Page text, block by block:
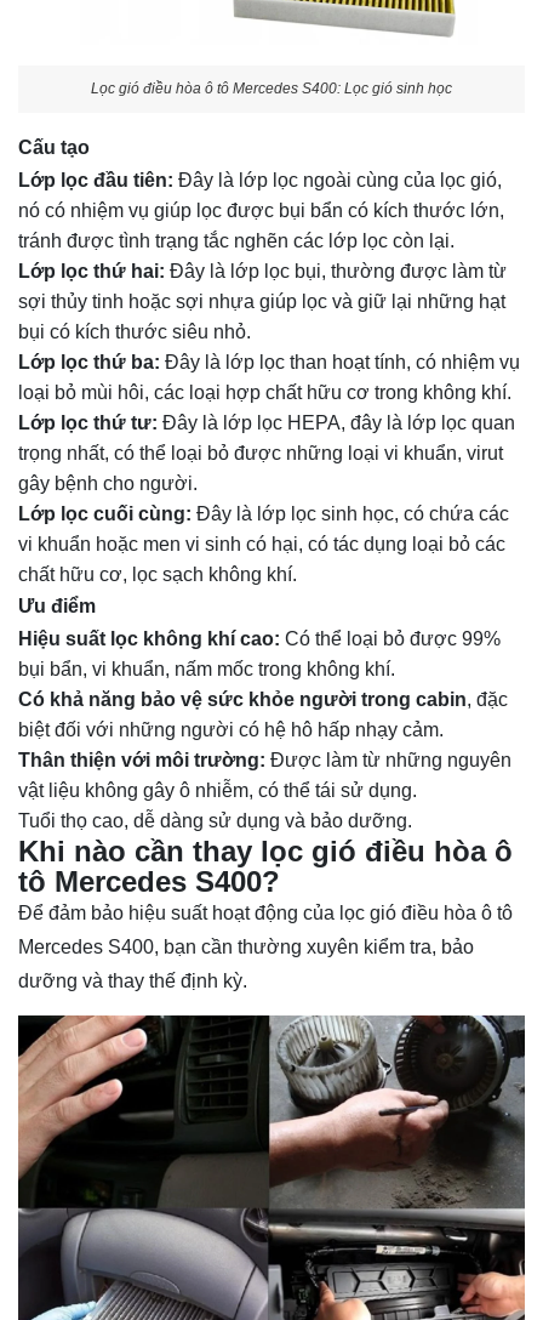
Lọc gió điều hòa ô tô Mercedes S400: Lọc gió sinh học
Cấu tạo
Lớp lọc đầu tiên: Đây là lớp lọc ngoài cùng của lọc gió,
nó có nhiệm vụ giúp lọc được bụi bẩn có kích thước lớn,
tránh được tình trạng tắc nghẽn các lớp lọc còn lại.
Lớp lọc thứ hai: Đây là lớp lọc bụi, thường được làm từ
sợi thủy tinh hoặc sợi nhựa giúp lọc và giữ lại những hạt
bụi có kích thước siêu nhỏ.
Lớp lọc thứ ba: Đây là lớp lọc than hoạt tính, có nhiệm vụ
loại bỏ mùi hôi, các loại hợp chất hữu cơ trong không khí.
Lớp lọc thứ tư: Đây là lớp lọc HEPA, đây là lớp lọc quan
trọng nhất, có thể loại bỏ được những loại vi khuẩn, virut
gây bệnh cho người.
Lớp lọc cuối cùng: Đây là lớp lọc sinh học, có chứa các
vi khuẩn hoặc men vi sinh có hại, có tác dụng loại bỏ các
chất hữu cơ, lọc sạch không khí.
Ưu điểm
Hiệu suất lọc không khí cao: Có thể loại bỏ được 99%
bụi bẩn, vi khuẩn, nấm mốc trong không khí.
Có khả năng bảo vệ sức khỏe người trong cabin, đặc
biệt đối với những người có hệ hô hấp nhạy cảm.
Thân thiện với môi trường: Được làm từ những nguyên
vật liệu không gây ô nhiễm, có thể tái sử dụng.
Tuổi thọ cao, dễ dàng sử dụng và bảo dưỡng.
Khi nào cần thay lọc gió điều hòa ô
tô Mercedes S400?
Để đảm bảo hiệu suất hoạt động của lọc gió điều hòa ô tô
Mercedes S400, bạn cần thường xuyên kiểm tra, bảo
dưỡng và thay thế định kỳ.